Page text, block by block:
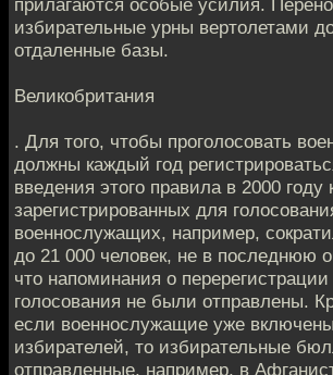
прилагаются особые усилия.
избирательные урны вертолетами
отдаленные базы.
Великобритания
. Для того, чтобы проголосовать
должны каждый год
введения этого правила в 2000 году
зарегистрированных для
военнослужащих, например,
до 21 000 человек, не в последнюю
что напоминания о
голосования не были отправлены.
если военнослужащие уже
избирателей, то избирательные
отправленные, например, в